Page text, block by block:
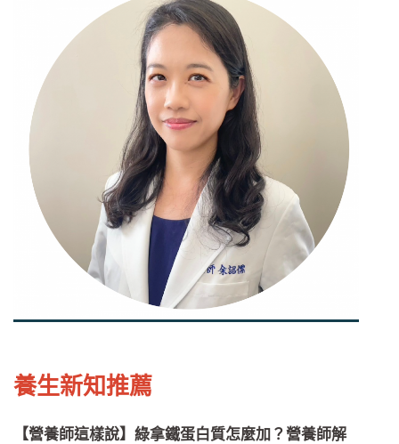
養生新知推薦
【營養師這樣說】綠拿鐵蛋白質怎麼加？營養師解